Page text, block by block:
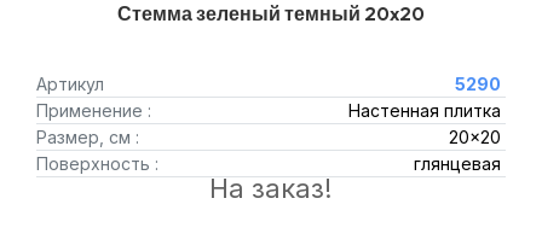
Стемма зеленый темный 20x20
Артикул
5290
Применение :
Настенная плитка
Размер, см :
20x20
Поверхность :
глянцевая
На заказ!